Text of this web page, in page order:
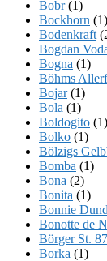
Bobr(1)
Bockhorn (1)
Bodenkraft
Bogdan
Bogna (1)
Böhms
Bojar(1)
Bola (1)
Boldogito (1)
Bolko (1)
Bölzigs
Bomba (1)
Bona (2)
Bonita (1)
Bonnie
Bonotte de
Börger St.
Borka (1)